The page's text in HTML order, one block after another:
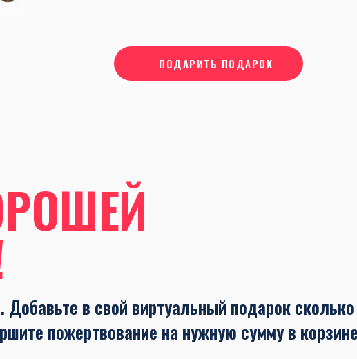
ПОДАРИТЬ ПОДАРОК
в свой виртуальный подарок сколько
пожертвование на нужную сумму в корзине